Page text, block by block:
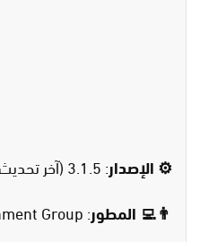
⚙️ الإصدار: 3.1.5 (آخر تحديث)
👨‍💻 المطور: Yalla Entertainment Group